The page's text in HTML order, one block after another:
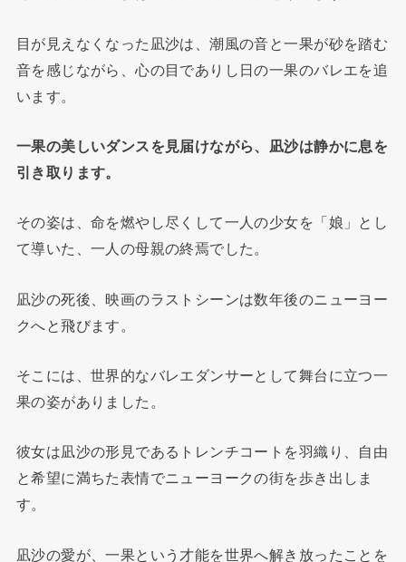
目が見えなくなった凪沙は、潮風の音と一果が砂を踏む
音を感じながら、心の目でありし日の一果のバレエを追
います。
一果の美しいダンスを見届けながら、凪沙は静かに息を
引き取ります。
その姿は、命を燃やし尽くして一人の少女を「娘」とし
て導いた、一人の母親の終焉でした。
凪沙の死後、映画のラストシーンは数年後のニューヨー
クへと飛びます。
そこには、世界的なバレエダンサーとして舞台に立つ一
果の姿がありました。
彼女は凪沙の形見であるトレンチコートを羽織り、自由
と希望に満ちた表情でニューヨークの街を歩き出しま
す。
凪沙の愛が、一果という才能を世界へ解き放ったことを